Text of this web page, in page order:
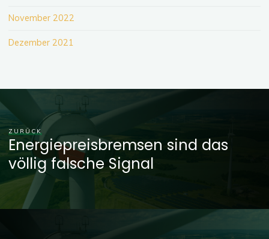
November 2022
Dezember 2021
ZURÜCK
Energiepreisbremsen sind das
völlig falsche Signal